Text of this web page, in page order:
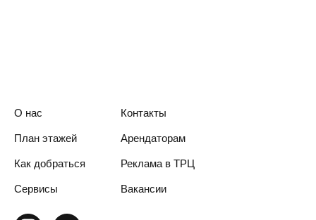
О нас
План этажей
Как добраться
Арендаторам
Контакты
Реклама в ТРЦ
Сервисы Вакансии